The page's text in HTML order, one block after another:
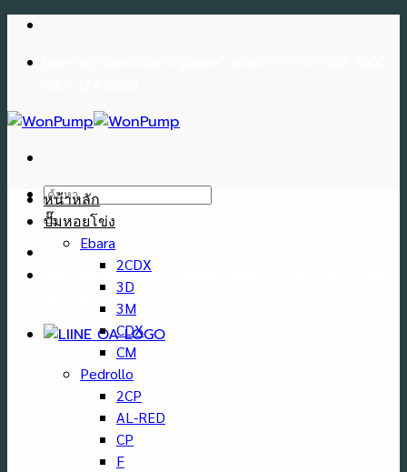
Skip
content
ค้นหา:
[wp-svg-icons icon="phone" wrap="i"] 090-663-3306 ,
082-324-5668
หน้าหลัก
ปั๊มหอยโข่ง
Ebara
2CDX
3D
3M
CDX
CM
Pedrollo
2CP
AL-RED
CP
F